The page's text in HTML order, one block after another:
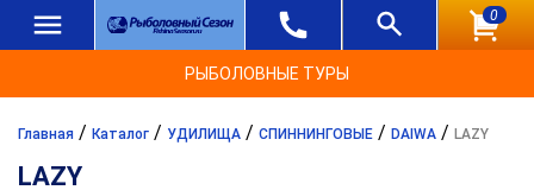
0
РЫБОЛОВНЫЕ ТУРЫ
Главная / Каталог / УДИЛИЩА / СПИННИНГОВЫЕ / DAIWA / LAZY
LAZY